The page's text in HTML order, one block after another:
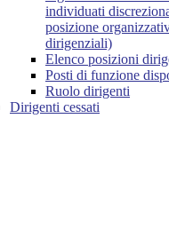
individuati
posizione
dirigenziali)
Elenco posizioni
Posti di funzione
Ruolo dirigenti
Dirigenti cessati